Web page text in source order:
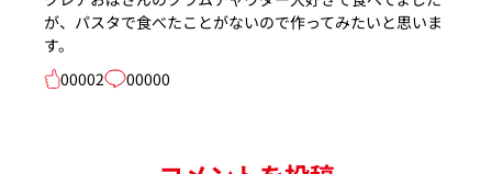
が、パスタで食べたことがないので作ってみたいと思いま
す。
00002
00000